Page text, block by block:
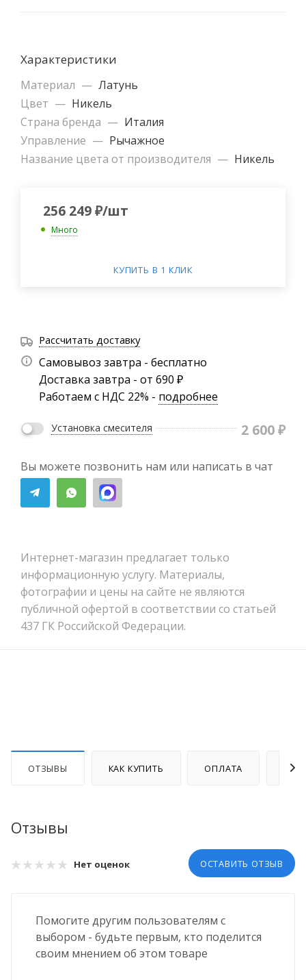
Характеристики
Материал — Латунь
Цвет — Никель
Страна бренда — Италия
Управление — Рычажное
Название цвета от производителя — Никель
256 249₽/шт
Много
КУПИТЬ В 1 КЛИК
Рассчитать доставку
Самовывоз завтра - бесплатно
Доставка завтра - от 690 ₽
Работаем с НДС 22% - подробнее
Установка смесителя 2 600₽
Вы можете позвонить нам или написать в чат
Интернет-магазин предлагает только
информационную услугу. Материалы,
фотографии и цены на сайте не являются
публичной офертой в соответствии со статьей
437 ГК Российской Федерации.
ОТЗЫВЫ КАК КУПИТЬ ОПЛАТА
Отзывы
Нет оценок ОСТАВИТЬ ОТЗЫВ
Помогите другим пользователям с
выбором - будьте первым, кто поделится
своим мнением об этом товаре